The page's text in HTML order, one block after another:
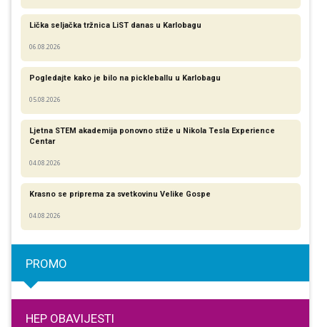
Lička seljačka tržnica LiST danas u Karlobagu
06.08.2026
Pogledajte kako je bilo na pickleballu u Karlobagu
05.08.2026
Ljetna STEM akademija ponovno stiže u Nikola Tesla Experience
Centar
04.08.2026
Krasno se priprema za svetkovinu Velike Gospe
04.08.2026
PROMO
HEP OBAVIJESTI